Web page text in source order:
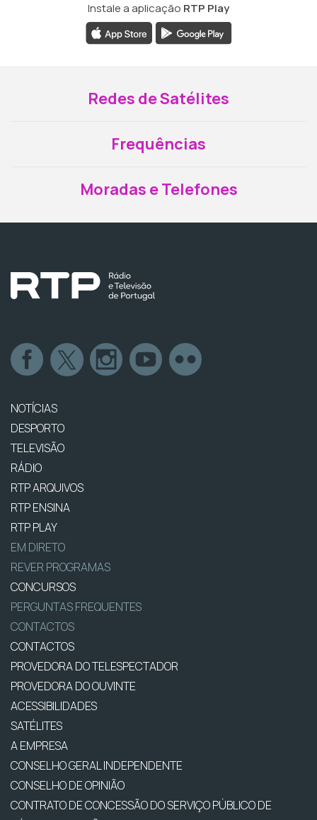
Instale a aplicação RTP Play
Redes de Satélites
Frequências
Moradas e Telefones
NOTÍCIAS
DESPORTO
TELEVISÃO
RÁDIO
RTP ARQUIVOS
RTP ENSINA
RTP PLAY
EM DIRETO
REVER PROGRAMAS
CONCURSOS
PERGUNTAS FREQUENTES
CONTACTOS
CONTACTOS
PROVEDORA DO TELESPECTADOR
PROVEDORA DO OUVINTE
ACESSIBILIDADES
SATÉLITES
A EMPRESA
CONSELHO GERAL INDEPENDENTE
CONSELHO DE OPINIÃO
CONTRATO DE CONCESSÃO DO SERVIÇO PÚBLICO DE